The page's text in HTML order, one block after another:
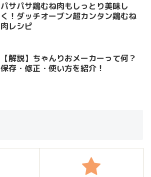
パサパサ鶏むね肉もしっとり美味し
く！ダッチオーブン超カンタン鶏むね
肉レシピ
【解説】ちゃんりおメーカーって何？
保存・修正・使い方を紹介！